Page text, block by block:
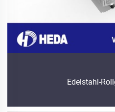
Edelstahl-